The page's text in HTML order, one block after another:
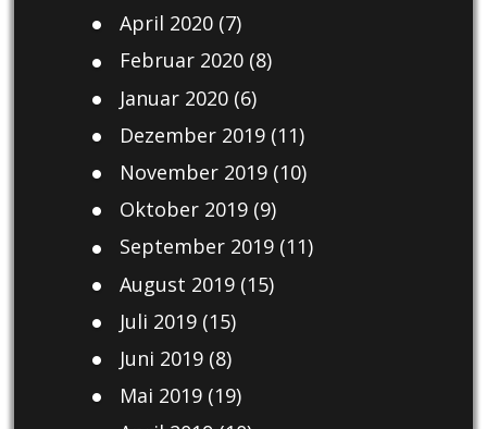
April 2020(7)
Februar 2020(8)
Januar 2020(6)
Dezember 2019(11)
November 2019(10)
Oktober 2019(9)
September 2019(11)
August 2019(15)
Juli 2019(15)
Juni 2019(8)
Mai 2019(19)